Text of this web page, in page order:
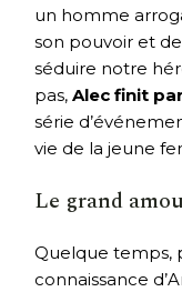
un homme
son pouvoir et
séduire notre
pas,Alec finit
série
vie de la jeune
Le grand
Quelque temps,
connaissance